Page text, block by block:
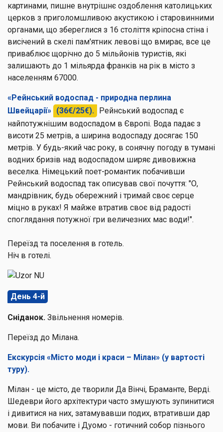
картинами, пишне внутрішнє оздоблення католицьких
церков з приголомшливою акустикою і старовинними
органами, що збереглися з 16 століття кріпосна стіна і
висічений в скелі пам'ятник левові що вмирає, все це
приваблює щорічно до 5 мільйонів туристів, які
залишають до 1 мільярда франків на рік в місто з
населенням 67000.
«Рейнський водоспад - природна перлина
Швейцарії» (36€/25€).
Рейнський водоспад є
найпотужнішим водоспадом в Європі. Вода падає з
висоти 25 метрів, а ширина водоспаду досягає 150
метрів. У будь-який час року, в сонячну погоду в тумані
водних бризів над водоспадом ширяє дивовижна
веселка. Німецький поет-романтик побачивши
Рейнський водоспад так описував свої почуття: "О,
мандрівник, будь обережний і тримай своє серце
міцно в руках! Я майже втратив своє від радості
споглядання потужної гри величезних мас води!".
Переїзд та поселення в готель.
Ніч в готелі.
День 4-й
Сніданок. Звільнення номерів.
Переїзд до Мілана.
Екскурсія «Місто моди і краси – Мілан» (у вартості
туру).
Мілан - це місто, де творили Да Вінчі, Браманте, Верді.
Шедеври його архітектури часто змушують зупинитися
і дивитися на них, затамувавши подих, втративши дар
мови. Ви побачите і Дуомо - готичний собор пізнього